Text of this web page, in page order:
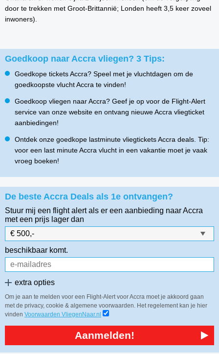
door te trekken met Groot-Brittannië; Londen heeft 3,5 keer zoveel
inwoners).
Goedkoop naar Accra vliegen? 3 Tips:
Goedkope tickets Accra? Speel met je vluchtdagen om de
goedkoopste vlucht Accra te vinden!
Goedkoop vliegen naar Accra? Geef je op voor de Flight-Alert
service van onze website en ontvang nieuwe Accra vliegticket
aanbiedingen!
Ontdek onze goedkope lastminute vliegtickets Accra deals. Tip:
voor een last minute Accra vlucht in een vakantie moet je vaak
vroeg boeken!
De beste Accra Deals als 1e ontvangen?
Stuur mij een flight alert als er een aanbieding naar Accra
met een prijs lager dan
beschikbaar komt.
extra opties
Om je aan te melden voor een Flight-Alert voor Accra moet je akkoord gaan
met de privacy, cookie & algemene voorwaarden. Het regelement kan je hier
vinden Voorwaarden VliegenNaar.nl
Aanmelden!